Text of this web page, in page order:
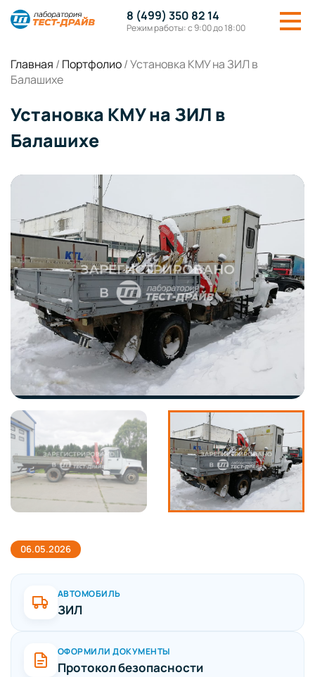
8 (499) 350 82 14
Режим работы: с 9:00 до 18:00
Главная / Портфолио/Установка КМУ на ЗИЛ в
Балашихе
Установка КМУ на ЗИЛ в
Балашихе
06.05.2026
АВТОМОБИЛЬ
ЗИЛ
ОФОРМИЛИ ДОКУМЕНТЫ
Протокол безопасности